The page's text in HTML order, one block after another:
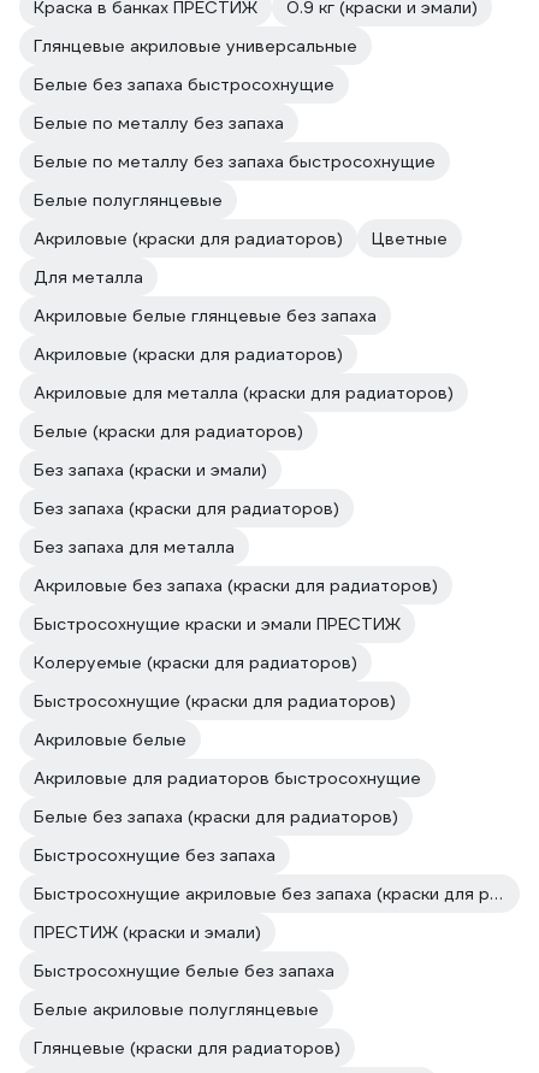
Краска в банках ПРЕСТИЖ
0.9 кг (краски и эмали)
Глянцевые акриловые универсальные
Белые без запаха быстросохнущие
Белые по металлу без запаха
Белые по металлу без запаха быстросохнущие
Белые полуглянцевые
Акриловые (краски для радиаторов)
Цветные
Для металла
Акриловые белые глянцевые без запаха
Акриловые (краски для радиаторов)
Акриловые для металла (краски для радиаторов)
Белые (краски для радиаторов)
Без запаха (краски и эмали)
Без запаха (краски для радиаторов)
Без запаха для металла
Акриловые без запаха (краски для радиаторов)
Быстросохнущие краски и эмали ПРЕСТИЖ
Колеруемые (краски для радиаторов)
Быстросохнущие (краски для радиаторов)
Акриловые белые
Акриловые для радиаторов быстросохнущие
Белые без запаха (краски для радиаторов)
Быстросохнущие без запаха
Быстросохнущие акриловые без запаха (краски для радиаторов)
ПРЕСТИЖ (краски и эмали)
Быстросохнущие белые без запаха
Белые акриловые полуглянцевые
Глянцевые (краски для радиаторов)